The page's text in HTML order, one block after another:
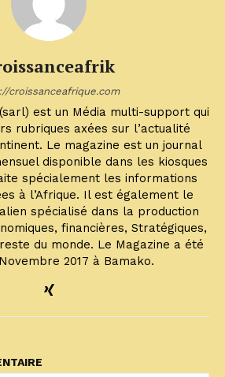
croissanceafrique.com
est un Média multi-support qui
rubriques axées sur l’actualité
Le magazine est un journal
disponible dans les kiosques
spécialement les informations
à l’Afrique. Il est également le
spécialisé dans la production
financières, Stratégiques,
du monde. Le Magazine a été
2017 à Bamako.